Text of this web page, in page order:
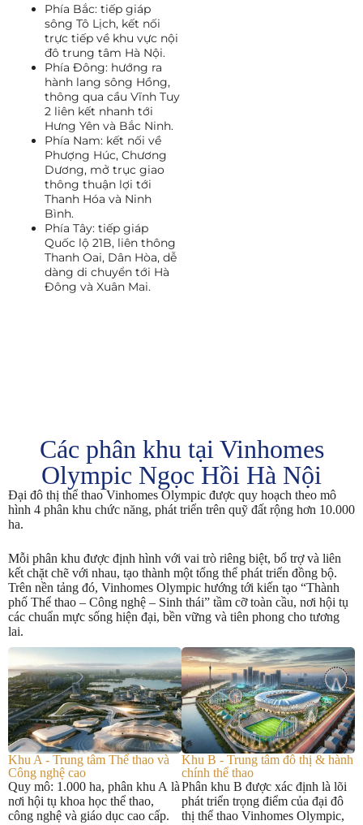
Phía Bắc: tiếp giáp
sông Tô Lịch, kết nối
trực tiếp về khu vực nội
đô trung tâm Hà Nội.
Phía Đông: hướng ra
hành lang sông Hồng,
thông qua cầu Vĩnh Tuy
2 liên kết nhanh tới
Hưng Yên và Bắc Ninh.
Phía Nam: kết nối về
Phượng Húc, Chương
Dương, mở trục giao
thông thuận lợi tới
Thanh Hóa và Ninh
Bình.
Phía Tây: tiếp giáp
Quốc lộ 21B, liên thông
Thanh Oai, Dân Hòa, dễ
dàng di chuyển tới Hà
Đông và Xuân Mai.
Các phân khu tại Vinhomes
Olympic Ngọc Hồi Hà Nội
Đại đô thị thể thao Vinhomes Olympic được quy hoạch theo mô
hình 4 phân khu chức năng, phát triển trên quỹ đất rộng hơn 10.000
ha.
Mỗi phân khu được định hình với vai trò riêng biệt, bổ trợ và liên
kết chặt chẽ với nhau, tạo thành một tổng thể phát triển đồng bộ.
Trên nền tảng đó, Vinhomes Olympic hướng tới kiến tạo “Thành
phố Thể thao – Công nghệ – Sinh thái” tầm cỡ toàn cầu, nơi hội tụ
các chuẩn mực sống hiện đại, bền vững và tiên phong cho tương
lai.
Khu A - Trung tâm Thể thao và
Công nghệ cao
Quy mô: 1.000 ha, phân khu A là
nơi hội tụ khoa học thể thao,
công nghệ và giáo dục cao cấp.
Khu B - Trung tâm đô thị & hành
chính thể thao
Phân khu B được xác định là lõi
phát triển trọng điểm của đại đô
thị thể thao Vinhomes Olympic,